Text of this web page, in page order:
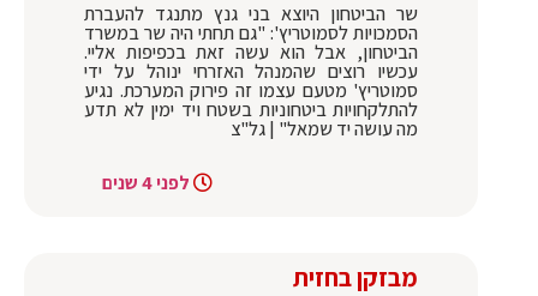
שר הביטחון היוצא בני גנץ מתנגד להעברת
הסמכויות לסמוטריץ': "גם תחתי היה שר במשרד
הביטחון, אבל הוא עשה זאת בכפיפות אליי.
עכשיו רוצים שהמנהל האזרחי ינוהל על ידי
סמוטריץ' מטעם עצמו זה פירוק המערכת. נגיע
להתלקחויות ביטחוניות בשטח ויד ימין לא תדע
מה עושה יד שמאל" | גל"צ
לפני 4 שנים
מבזקן בחזית